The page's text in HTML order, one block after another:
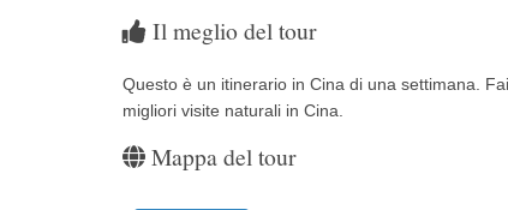
Il meglio del tour
Questo è un itinerario in Cina di una settimana.
migliori visite naturali in Cina.
Mappa del tour